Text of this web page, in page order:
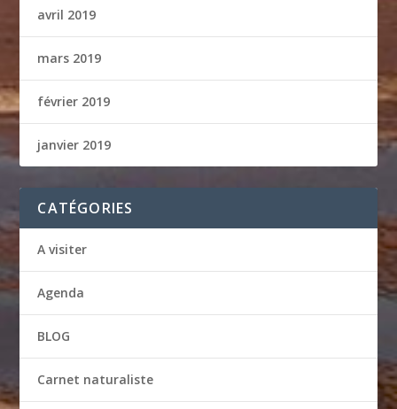
avril 2019
mars 2019
février 2019
janvier 2019
CATÉGORIES
A visiter
Agenda
BLOG
Carnet naturaliste